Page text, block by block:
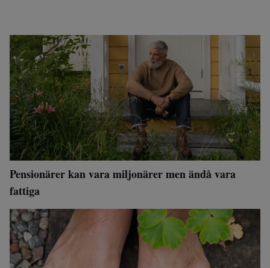
Pensionärer kan vara miljonärer men ändå vara
fattiga